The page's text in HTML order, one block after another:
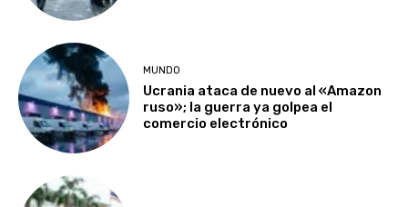
MUNDO
Ucrania ataca de nuevo al «Amazon
ruso»; la guerra ya golpea el
comercio electrónico